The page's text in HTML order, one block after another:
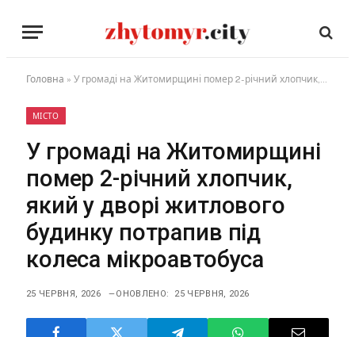
Головна » У громаді на Житомирщині помер 2-річний хлопчик, який у дворі житлового будинку потрапив під колеса мікроавтобуса
МІСТО
У громаді на Житомирщині
помер 2-річний хлопчик,
який у дворі житлового
будинку потрапив під
колеса мікроавтобуса
25 ЧЕРВНЯ, 2026 ОНОВЛЕНО: 25 ЧЕРВНЯ, 2026